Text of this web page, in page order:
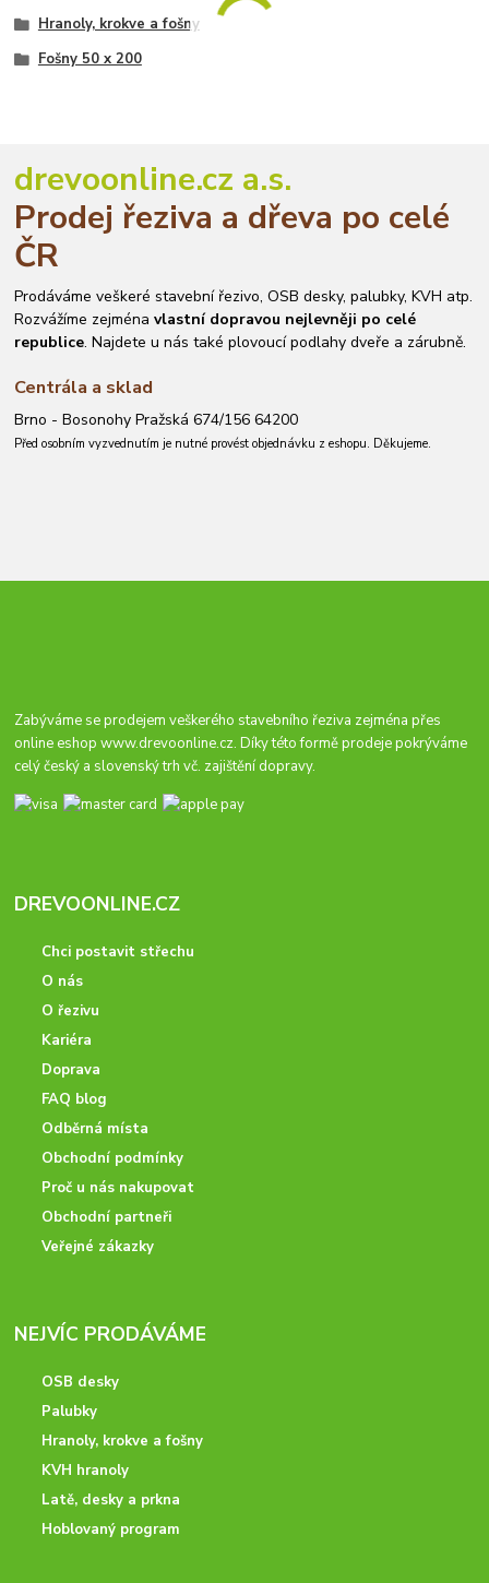
Hranoly, krokve a fošny
Fošny 50 x 200
drevoonline.cz a.s.
Prodej řeziva a dřeva po celé
ČR
Prodáváme veškeré stavební řezivo, OSB desky, palubky, KVH atp.
Rozvážíme zejménavlastní dopravou nejlevněji po celé
republice. Najdete u nás také plovoucí podlahy dveře a zárubně.
Centrála a sklad
Brno - Bosonohy Pražská 674/156 64200
Před osobním vyzvednutím je nutné provést objednávku z eshopu. Děkujeme.
Zabýváme se prodejem veškerého stavebního řeziva zejména přes
online eshopwww.drevoonline.cz. Díky této formě prodeje pokrýváme
celý český a slovenský trh vč. zajištění dopravy.
DREVOONLINE.CZ
Chci postavit střechu
O nás
O řezivu
Kariéra
Doprava
FAQ blog
Odběrná místa
Obchodní podmínky
Proč u nás nakupovat
Obchodní partneři
Veřejné zákazky
NEJVÍC PRODÁVÁME
OSB desky
Palubky
Hranoly, krokve a fošny
KVH hranoly
Latě, desky a prkna
Hoblovaný program